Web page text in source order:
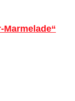
Marmelade“